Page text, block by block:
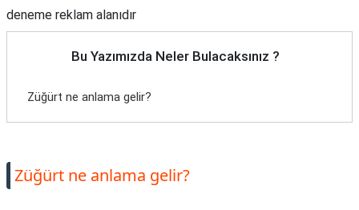
deneme reklam alanıdır
Bu Yazımızda Neler Bulacaksınız ?
Züğürt ne anlama gelir?
Züğürt ne anlama gelir?